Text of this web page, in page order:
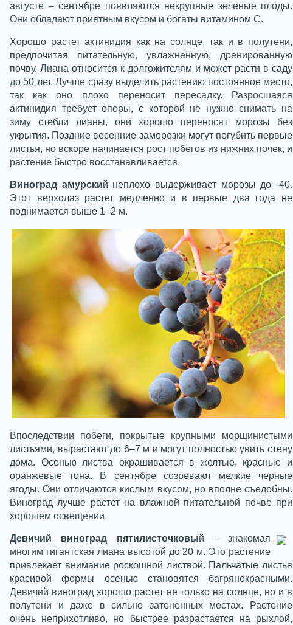
августе – сентябре появляются некрупные зеленые плоды.
Они обладают приятным вкусом и богаты витамином С.
Хорошо растет актинидия как на солнце, так и в полутени,
предпочитая питательную, увлажненную, дренированную
почву. Лиана относится к долгожителям и может расти в саду
до 50 лет. Лучше сразу выделить растению постоянное место,
так как оно плохо переносит пересадку. Разросшаяся
актинидия требует опоры, с которой не нужно снимать на
зиму стебли лианы, они хорошо переносят морозы без
укрытия. Поздние весенние заморозки могут погубить первые
листья, но вскоре начинается рост побегов из нижних почек, и
растение быстро восстанавливается.
Виноград амурский неплохо выдерживает морозы до -40.
Этот верхолаз растет медленно и в первые два года не
поднимается выше 1–2 м.
Впоследствии побеги, покрытые крупными морщинистыми
листьями, вырастают до 6–7 м и могут полностью увить стену
дома. Осенью листва окрашивается в желтые, красные и
оранжевые тона. В сентябре созревают мелкие черные
ягоды. Они отличаются кислым вкусом, но вполне съедобны.
Виноград лучше растет на влажной питательной почве при
хорошем освещении.
Девичий виноград пятилисточковый – знакомая
многим гигантская лиана высотой до 20 м. Это растение
привлекает внимание роскошной листвой. Пальчатые листья
красивой формы осенью становятся багрянокрасными.
Девичий виноград хорошо растет не только на солнце, но и в
полутени и даже в сильно затененных местах. Растение
очень неприхотливо, но быстрее разрастается на рыхлой,